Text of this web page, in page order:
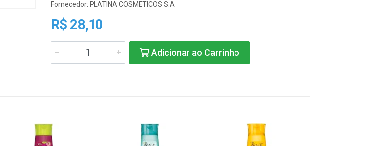
Fornecedor: PLATINA COSMETICOS S.A
R$ 28,10
Adicionar ao Carrinho